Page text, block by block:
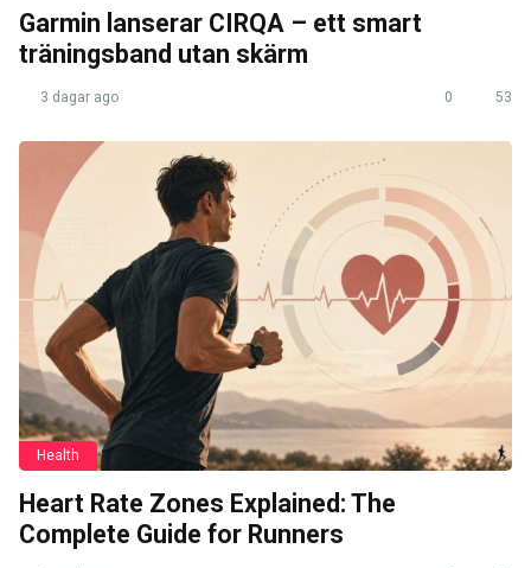
Garmin lanserar CIRQA – ett smart
träningsband utan skärm
3 dagar ago 0 53
Health
Heart Rate Zones Explained: The
Complete Guide for Runners